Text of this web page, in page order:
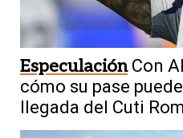
Especulación Con
cómo su pase
llegada del Cuti